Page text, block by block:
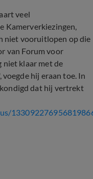
veel
Kamerverkiezingen,
niet vooruitlopen op die
van Forum voor
niet klaar met de
hij eraan toe. In
dat hij vertrekt